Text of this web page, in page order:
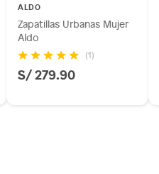
ALDO
Zapatillas Urbanas Mujer
Aldo
(1)
S/ 279.90